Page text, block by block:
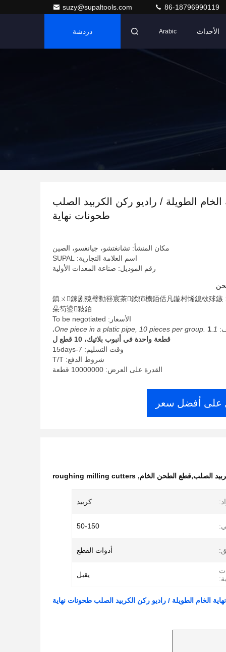
suzy@supaltools.com 86-18796990119
الأحداث Arabic دردشة
الخام الطويلة / راديو ركن الكربيد الصلب
طحونات نهاية
مكان المنشأ: تشانغتشو، جيانغسو، الصين
اسم العلامة التجارية: SUPAL
رقم الموديل: صناعة المعدات الأولية
الحد الأدنى لكمية: 鎮ㄨ鎵剧殑璧勬簮宸茶鍒犻櫎銆佸凡鏇村悕鎴栨殏鏃
朵笉鍙敤銆
الأسعار: To be negotiated
1.One piece in a platic pipe, 10 pieces per group.
1.
قطعة واحدة في أنبوب بلاتيك، 10 قطع ل
وقت التسليم: 7-15days
شروط الدفع: T/T
القدرة على العرض: 10000000 قطعة
على أفضل سعر
الصلب,قطع الطحن الخام,
roughing milling cutters
كربيد
50-150
أدوات القطع
يقبل
الخام الطويلة / راديو ركن الكربيد الصلب طحونات نهاية